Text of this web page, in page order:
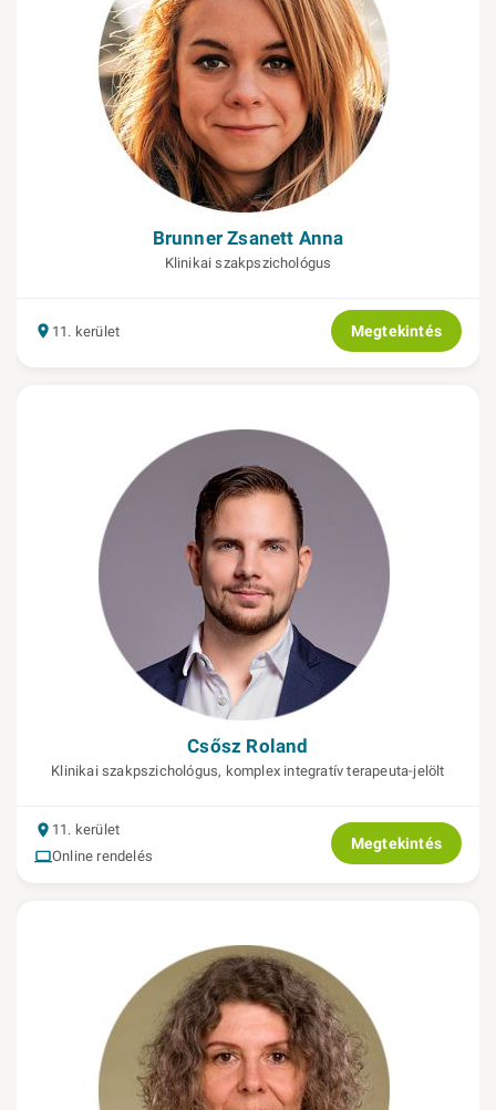
Brunner Zsanett Anna
Klinikai szakpszichológus
11. kerület Megtekintés
Csősz Roland
Klinikai szakpszichológus, komplex integratív terapeuta-jelölt
11. kerület
Online rendelés
Megtekintés